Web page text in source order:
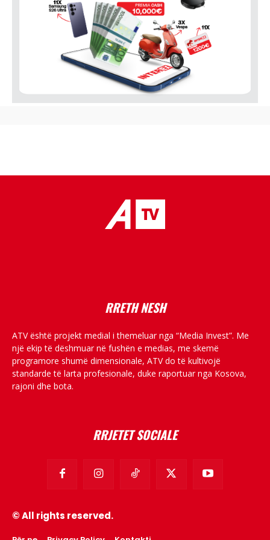
RRETH NESH
ATV është projekt medial i themeluar nga “Media Invest”. Me
një ekip të dëshmuar në fushën e medias, me skemë
programore shumë dimensionale, ATV do të kultivojë
standarde të larta profesionale, duke raportuar nga Kosova,
rajoni dhe bota.
RRJETET SOCIALE
© All rights reserved.